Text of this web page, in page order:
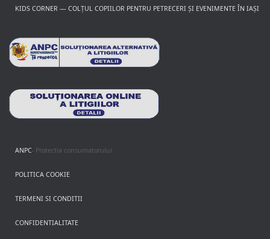
KIDS CORNER — COLȚUL COPIILOR PENTRU PETRECERI ȘI EVENIMENTE ÎN IAȘI
ANPC- Protectia consumatorului
POLITICA COOKIE
TERMENI SI CONDITII
CONFIDENTIALITATE